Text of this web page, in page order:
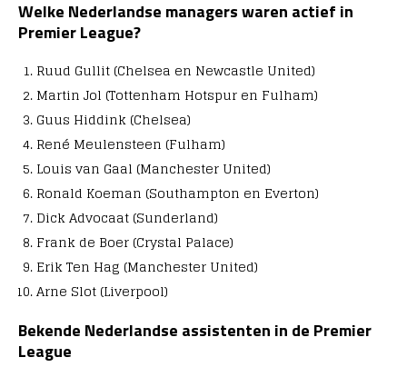
Welke Nederlandse managers waren actief in
Premier League?
Ruud Gullit (Chelsea en Newcastle United)
Martin Jol (Tottenham Hotspur en Fulham)
Guus Hiddink (Chelsea)
René Meulensteen (Fulham)
Louis van Gaal (Manchester United)
Ronald Koeman (Southampton en Everton)
Dick Advocaat (Sunderland)
Frank de Boer (Crystal Palace)
Erik Ten Hag (Manchester United)
Arne Slot (Liverpool)
Bekende Nederlandse assistenten in de Premier
League